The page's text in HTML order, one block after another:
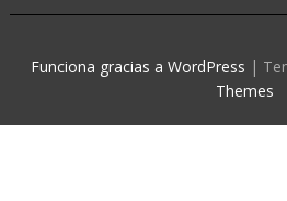
Funciona gracias a WordPress |
Themes